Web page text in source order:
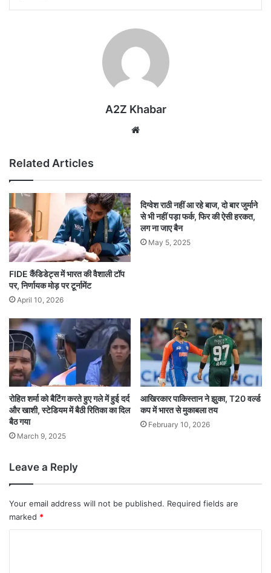
A2Z Khabar
Related Articles
FIDE कैंडिडेट्स में भारत की वैशाली टॉप
पर, निर्णायक मोड़ पर टूर्नामेंट
April 10, 2026
दिग्वेश राठी नहीं आ रहे बाज, दो बार जुर्माने
से भी नहीं पड़ा फर्क, फिर की ऐसी हरकत,
लग ना जाए बैन
May 5, 2025
रोहित शर्मा को बैटिंग करते हुए गले में हुई दर्द
और खाशी, स्टेडियम में बैठी रितिका का दिल
बैठ गया
March 9, 2025
आखिरकार पाकिस्तान ने झुका, T20 वर्ल्ड
कप में भारत से मुकाबला तय
February 10, 2026
Leave a Reply
Your email address will not be published. Required fields are
marked *